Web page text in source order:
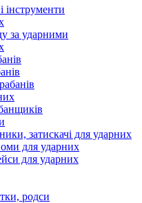
інструменти
за ударними
затискачі для ударних
для ударних
для ударних
родси